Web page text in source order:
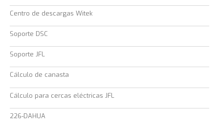
Centro de descargas Witek
Soporte DSC
Soporte JFL
Cálculo de canasta
Cálculo para cercas eléctricas JFL
226-DAHUA